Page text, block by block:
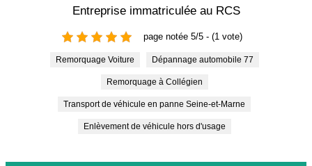
Entreprise immatriculée au RCS
page notée 5/5 - (1 vote)
Remorquage Voiture Dépannage automobile 77
Remorquage à Collégien
Transport de véhicule en panne Seine-et-Marne
Enlèvement de véhicule hors d'usage